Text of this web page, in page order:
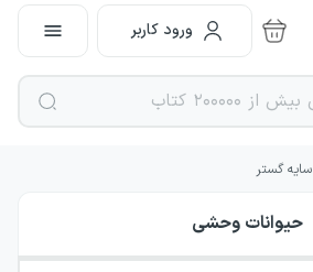
ورود کاربر
سایه گستر
حیوانات وحشی